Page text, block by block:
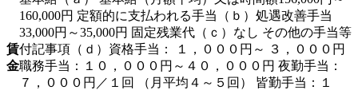
賃
金
160,000円 定額的に支払われる手当（ｂ）処遇改善手当
33,000円～35,000円 固定残業代（ｃ）なし その他の手当等
付記事項（ｄ）資格手当： １，０００円～ ３，０００円
職務手当：１０，０００円～４０，０００円 夜勤手当：
７，０００円／１回 （月平均４～５回） 皆勤手当：１